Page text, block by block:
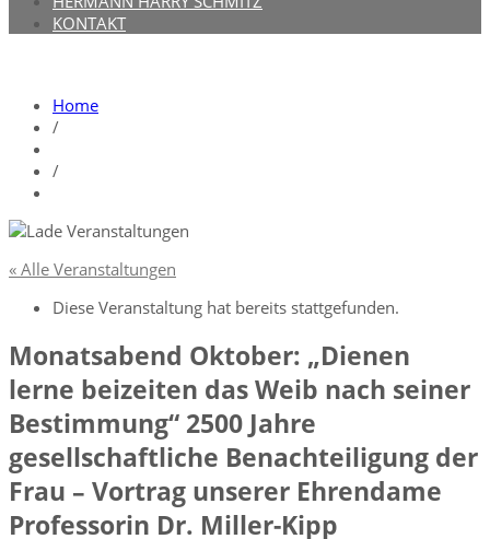
KONTAKT
Home
/
/
« Alle Veranstaltungen
Diese Veranstaltung hat bereits stattgefunden.
Monatsabend Oktober: „Dienen
lerne beizeiten das Weib nach seiner
Bestimmung“ 2500 Jahre
gesellschaftliche Benachteiligung der
Frau – Vortrag unserer Ehrendame
Professorin Dr. Miller-Kipp